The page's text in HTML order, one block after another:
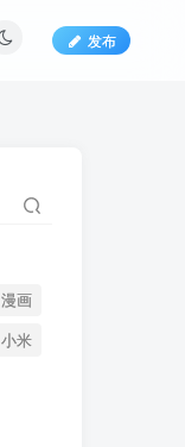
发布
漫画
小米